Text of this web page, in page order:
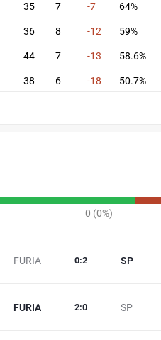
35 7 -7 64%
36 8 -12 59%
44 7 -13 58.6%
38 6 -18 50.7%
0 (0%)
FURIA SP
0:2
FURIA SP
2:0